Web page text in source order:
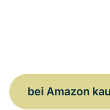
bei Amazon